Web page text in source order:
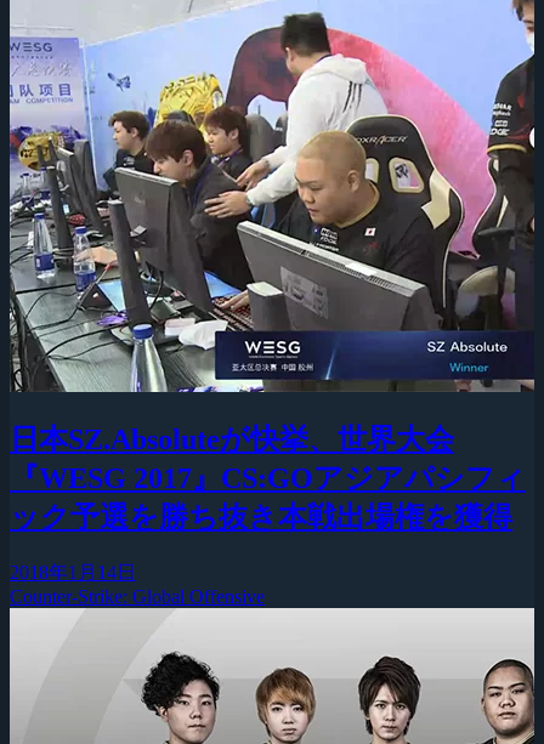
日本SZ.Absoluteが快挙、世界大会
『WESG 2017』CS:GOアジアパシフィ
ック予選を勝ち抜き本戦出場権を獲得
2018年1月14日
Counter-Strike: Global Offensive